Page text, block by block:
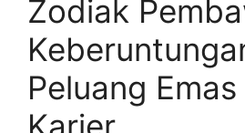
Zodiak
Peluang
Karier